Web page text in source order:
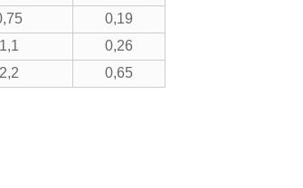
0,19
1,1
0,26
2,2 0,65